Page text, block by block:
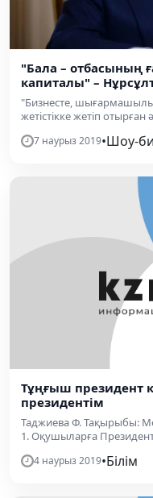
"Бала – отбасының
капиталы" –
"Бизнесте,
жетістікке жетіп отырған
7 наурыз 2019•Шоу-
Тұңғыш президент
президентім
Таджиева Ф. Тақырыбы:
1. Оқушыларға
4 наурыз 2019•Білім